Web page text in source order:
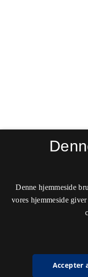
Denne hjemmeside
vores hjemmeside
Accepter